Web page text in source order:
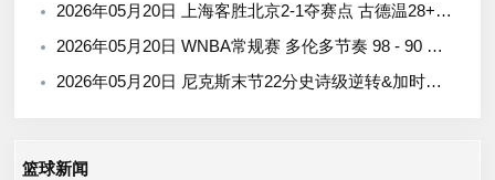
2026年05月20日 上海客胜北京2-1夺赛点 古德温28+6+6 白边18+11 周琦7+8+4帽
2026年05月20日 WNBA常规赛 多伦多节奏 98 - 90 菲尼克斯水星 全场集锦
2026年05月20日 尼克斯末节22分史诗级逆转&加时胜骑士 布伦森38+6 哈登16中5
篮球新闻